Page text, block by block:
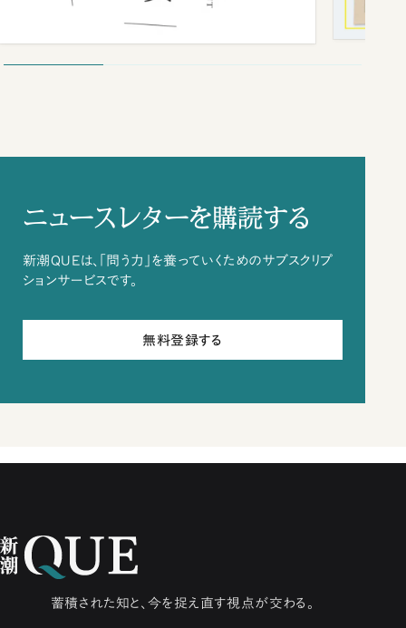
ニュースレターを購読する
新潮QUEは、「問う力」を養っていくためのサブスクリプ
ションサービスです。
無料登録する
蓄積された知と、今を捉え直す視点が交わる。